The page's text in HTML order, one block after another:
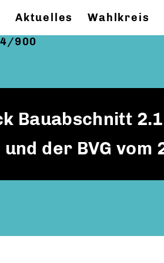
Aktuelles Wahlkreis
900
Bauabschnitt
der BVG vom